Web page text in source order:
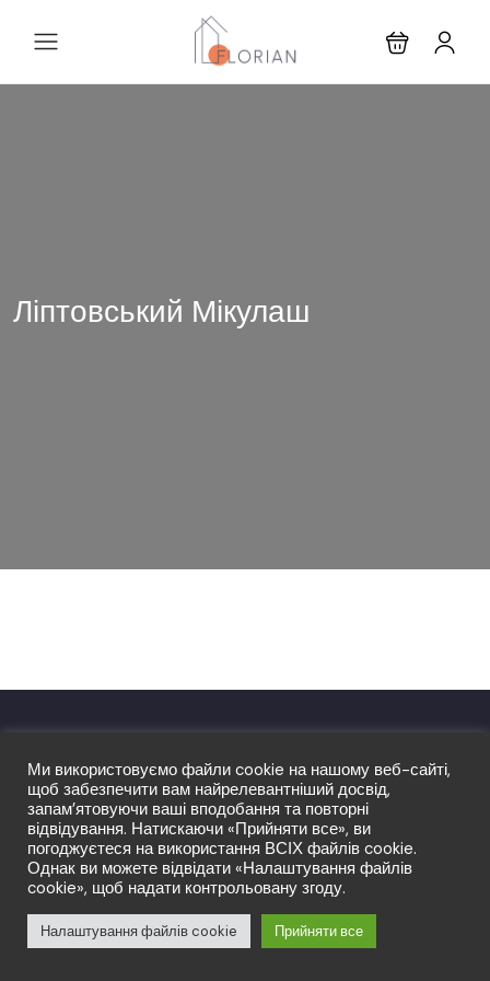
Ліптовський Мікулаш
Ми використовуємо файли cookie на нашому веб-сайті,
щоб забезпечити вам найрелевантніший досвід,
запам’ятовуючи ваші вподобання та повторні
відвідування. Натискаючи «Прийняти все», ви
погоджуєтеся на використання ВСІХ файлів cookie.
Однак ви можете відвідати «Налаштування файлів
cookie», щоб надати контрольовану згоду.
Налаштування файлів cookie Прийняти все